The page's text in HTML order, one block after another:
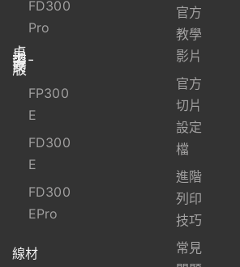
FD300
Pro
桌
上
型-
資
安
版
FP300
E
FD300
E
FD300
EPro
線材
官方
教學
影片
官方
切片
設定
檔
進階
列印
技巧
常見